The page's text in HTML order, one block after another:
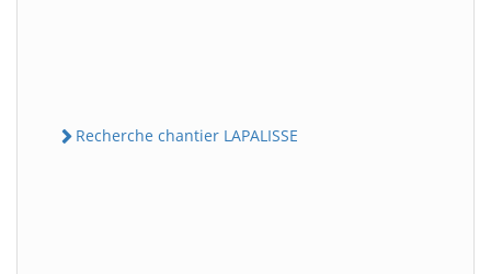
Recherche chantier LAPALISSE